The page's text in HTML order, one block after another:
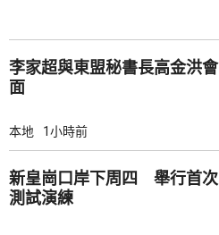
李家超與東盟秘書長高金洪會
面
本地 1小時前
新皇崗口岸下周四 舉行首次
測試演練